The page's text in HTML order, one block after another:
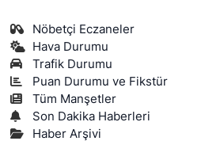
Nöbetçi Eczaneler
Hava Durumu
Trafik Durumu
Puan Durumu ve Fikstür
Tüm Manşetler
Son Dakika Haberleri
Haber Arşivi